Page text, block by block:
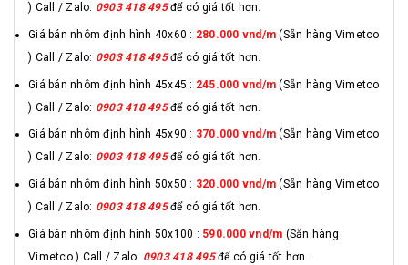
) Call / Zalo: 0903 418 495để có giá tốt hơn.
Giá bán nhôm định hình 40x60 : 280.000 vnd/m (Sẵn hàng Vimetco
) Call / Zalo: 0903 418 495để có giá tốt hơn.
Giá bán nhôm định hình 45x45 : 245.000 vnd/m (Sẵn hàng Vimetco
) Call / Zalo: 0903 418 495để có giá tốt hơn.
Giá bán nhôm định hình 45x90 : 370.000 vnd/m(Sẵn hàng Vimetco
) Call / Zalo: 0903 418 495để có giá tốt hơn.
Giá bán nhôm định hình 50x50 : 320.000 vnd/m (Sẵn hàng Vimetco
) Call / Zalo: 0903 418 495để có giá tốt hơn.
Giá bán nhôm định hình 50x100 : 590.000 vnd/m (Sẵn hàng
Vimetco ) Call / Zalo: 0903 418 495để có giá tốt hơn.